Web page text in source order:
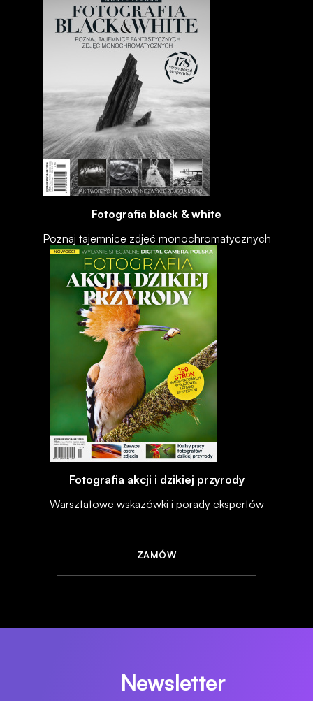
Fotografia black & white
Poznaj tajemnice zdjęć monochromatycznych
Fotografia akcji i dzikiej przyrody
Warsztatowe wskazówki i porady ekspertów
ZAMÓW
Newsletter